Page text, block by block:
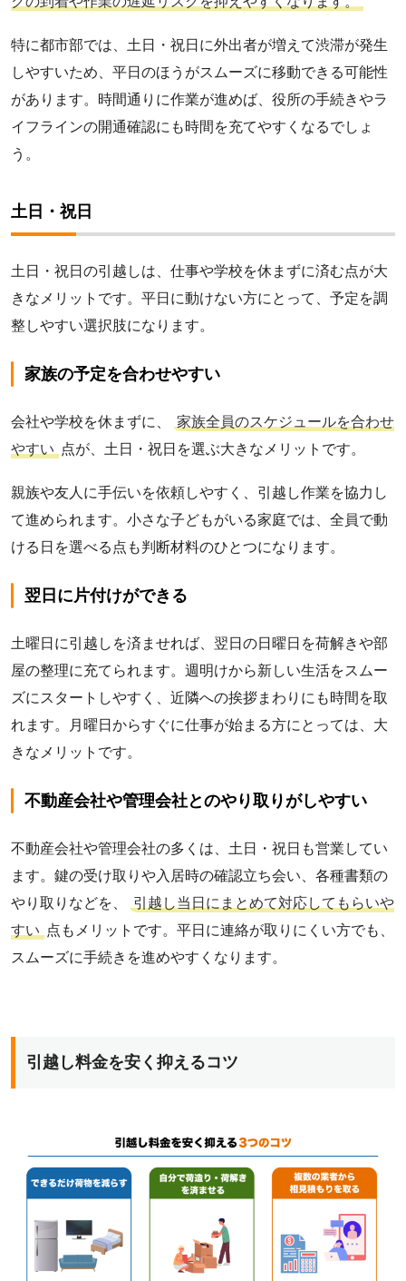
特に都市部では、土日・祝日に外出者が増えて渋滞が発生
しやすいため、平日のほうがスムーズに移動できる可能性
があります。時間通りに作業が進めば、役所の手続きやラ
イフラインの開通確認にも時間を充てやすくなるでしょ
う。
土日・祝日
土日・祝日の引越しは、仕事や学校を休まずに済む点が大
きなメリットです。平日に動けない方にとって、予定を調
整しやすい選択肢になります。
家族の予定を合わせやすい
会社や学校を休まずに、
家族全員のスケジュールを合わせ
やすい 点が、土日・祝日を選ぶ大きなメリットです。
親族や友人に手伝いを依頼しやすく、引越し作業を協力し
て進められます。小さな子どもがいる家庭では、全員で動
ける日を選べる点も判断材料のひとつになります。
翌日に片付けができる
土曜日に引越しを済ませれば、翌日の日曜日を荷解きや部
屋の整理に充てられます。週明けから新しい生活をスムー
ズにスタートしやすく、近隣への挨拶まわりにも時間を取
れます。月曜日からすぐに仕事が始まる方にとっては、大
きなメリットです。
不動産会社や管理会社とのやり取りがしやすい
不動産会社や管理会社の多くは、土日・祝日も営業してい
ます。鍵の受け取りや入居時の確認立ち会い、各種書類の
やり取りなどを、
引越し当日にまとめて対応してもらいや
すい 点もメリットです。平日に連絡が取りにくい方でも、
スムーズに手続きを進めやすくなります。
引越し料金を安く抑えるコツ